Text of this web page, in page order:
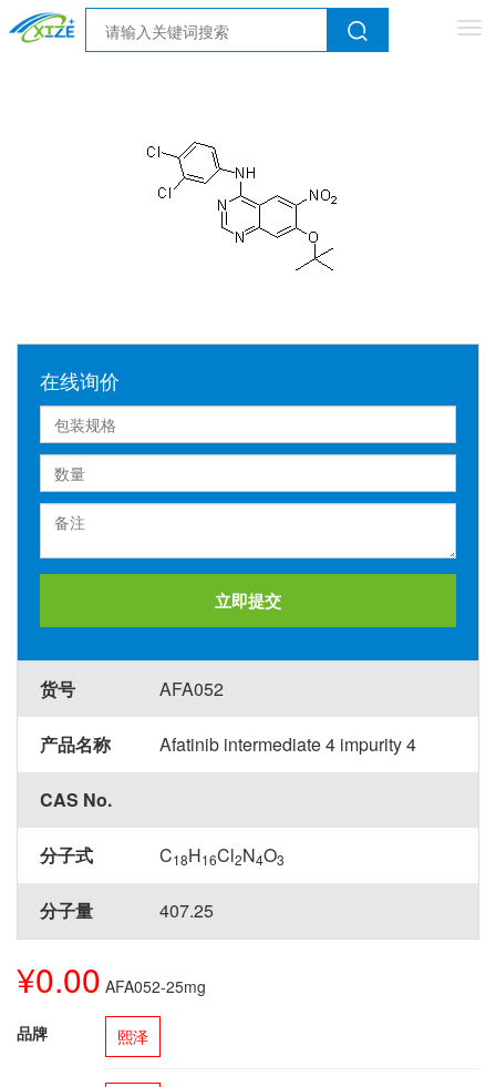
在线询价
立即提交
货号 AFA052
产品名称 Afatinib intermediate 4 impurity 4
CAS No.
分子式 C18H16Cl2N4O3
分子量 407.25
¥0.00 AFA052-25mg
品牌 熙泽